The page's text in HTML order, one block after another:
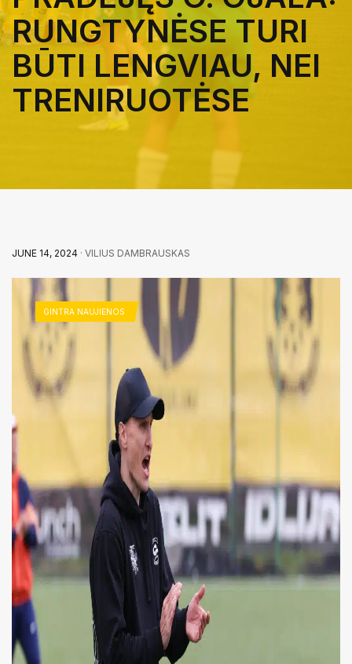
RUNGTYNĖSE TURI
BŪTI LENGVIAU, NEI
TRENIRUOTĖSE
JUNE 14, 2024 · VILIUS DAMBRAUSKAS
GINTRA NAUJIENOS